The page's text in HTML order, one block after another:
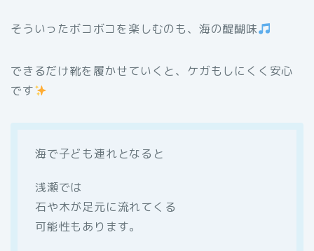
そういったボコボコを楽しむのも、海の醍醐味
できるだけ靴を履かせていくと、ケガもしにくく安心
です
海で子ども連れとなると
浅瀬では
石や木が足元に流れてくる
可能性もあります。